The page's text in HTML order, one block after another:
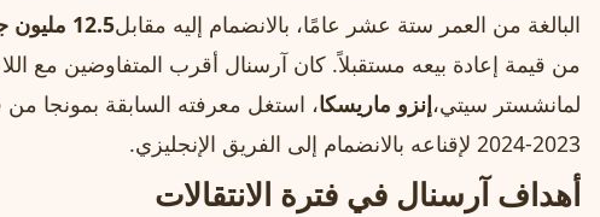
البالغة من العمر ستة عشر عامًا، بالانضمام إليه مقابل12.5 مليون جنيه إسترليني
من قيمة إعادة بيعه مستقبلاً. كان آرسنال أقرب المتفاوضين مع
لمانشستر سيتي،إنزو ماريسكا، استغل معرفته السابقة بمونجا
2023‑2024 لإقناعه بالانضمام إلى الفريق الإنجليزي.
أهداف آرسنال في فترة الانتقالات